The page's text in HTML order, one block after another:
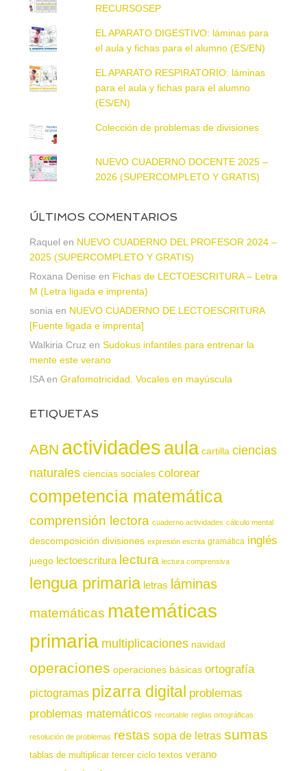
RECURSOSEP
EL APARATO DIGESTIVO: láminas para
el aula y fichas para el alumno (ES/EN)
EL APARATO RESPIRATORIO: láminas
para el aula y fichas para el alumno
(ES/EN)
Colección de problemas de divisiones
NUEVO CUADERNO DOCENTE 2025 –
2026 (SUPERCOMPLETO Y GRATIS)
ÚLTIMOS COMENTARIOS
Raquel en NUEVO CUADERNO DEL PROFESOR 2024 –
2025 (SUPERCOMPLETO Y GRATIS)
Roxana Denise en Fichas de LECTOESCRITURA – Letra
M (Letra ligada e imprenta)
sonia en NUEVO CUADERNO DE LECTOESCRITURA
[Fuente ligada e imprenta]
Walkiria Cruz en Sudokus infantiles para entrenar la
mente este verano
ISAen Grafomotricidad. Vocales en mayúscula
ETIQUETAS
ABN actividadesaula cartilla ciencias
naturales ciencias sociales colorear
competencia matemática
comprensión lectora cuaderno actividades cálculo mental
descomposición divisiones expresión escrita gramática inglés
juego lectoescritura lectura lectura comprensiva
lengua primaria letras láminas
matemáticas matemáticas
primaria multiplicaciones navidad
operaciones operaciones básicas ortografía
pictogramas pizarra digital problemas
problemas matemáticos recortable reglas ortográficas
resolución de problemas restas sopa de letras sumas
tablas de multiplicar tercer ciclo textos verano